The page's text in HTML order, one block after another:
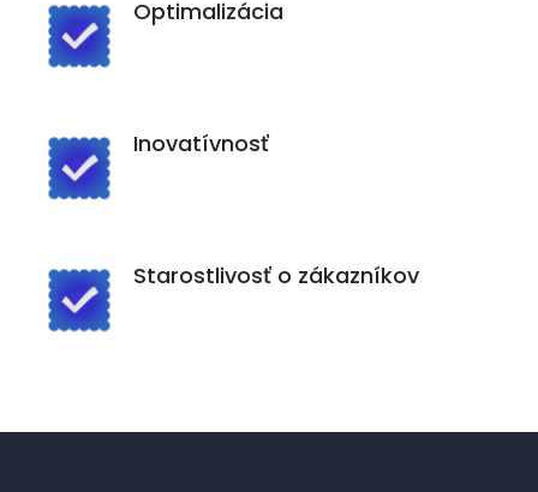
Optimalizácia
Inovatívnosť
Starostlivosť o zákazníkov